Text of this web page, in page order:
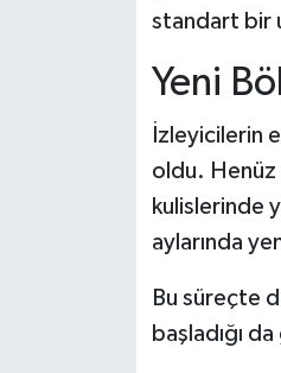
standart bir
Yeni
İzleyicilerin
oldu. Henüz
kulislerinde
aylarında
Bu süreçte
başladığı